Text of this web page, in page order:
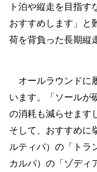
ト泊や縦走を目指す
おすすめします」と
荷を背負った長期縦
オールラウンドに
います。「ソールが
の消耗も減らせます
そして、おすすめに
ルティバ）の「トラ
カルパ）の「ゾディ